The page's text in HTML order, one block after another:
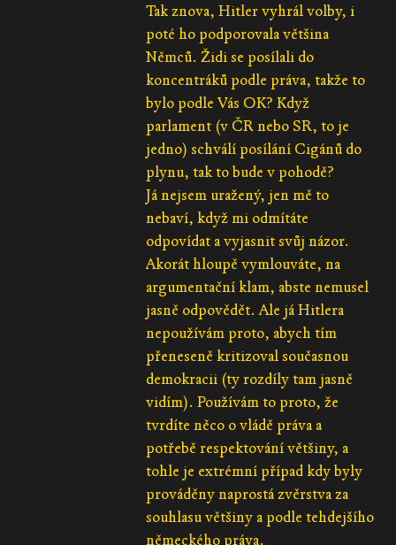
Tak znova, Hitler vyhrál volby, i
poté ho podporovala většina
Němců. Židi se posílali do
koncentráků podle práva, takže to
bylo podle Vás OK? Když
parlament (v ČR nebo SR, to je
jedno) schválí posílání Cigánů do
plynu, tak to bude v pohodě?
Já nejsem uražený, jen mě to
nebaví, když mi odmítáte
odpovídat a vyjasnit svůj názor.
Akorát hloupě vymlouváte, na
argumentační klam, abste nemusel
jasně odpovědět. Ale já Hitlera
nepoužívám proto, abych tím
přeneseně kritizoval současnou
demokracii (ty rozdíly tam jasně
vidím). Používám to proto, že
tvrdíte něco o vládě práva a
potřebě respektování většiny, a
tohle je extrémní případ kdy byly
prováděny naprostá zvěrstva za
souhlasu většiny a podle tehdejšího
německého práva.